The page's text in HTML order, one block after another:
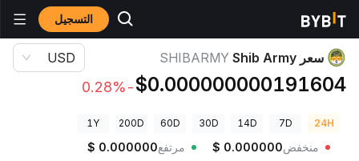
التسجيل أسعار العملات الرقمية
سعر Shib Army SHIBARMY
$0.000000000191604
-0.28%
USD
24H
7D
14D
30D
60D
200D
1Y
منخفض $ 0.000000 مرتفع $ 0.000000